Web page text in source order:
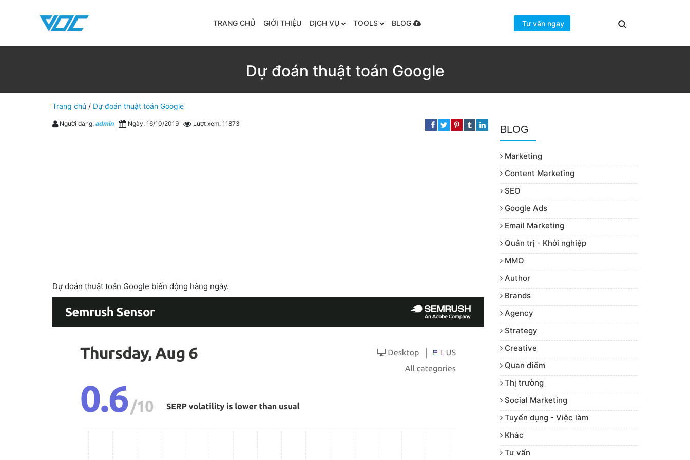
TRANG CHỦ GIỚI THIỆU DỊCH VỤ TOOLS BLOG Tư vấn ngay
Dự đoán thuật toán Google
Trang chủ / Dự đoán thuật toán Google
Người đăng: admin Ngày: 16/10/2019 Lượt xem: 11873
Dự đoán thuật toán Google biến động hàng ngày.
BLOG
Marketing
Content Marketing
SEO
Google Ads
Email Marketing
Quản trị - Khởi nghiệp
MMO
Author
Brands
Agency
Strategy
Creative
Quan điểm
Thị trường
Social Marketing
Tuyển dụng - Việc làm
Khác
Tư vấn